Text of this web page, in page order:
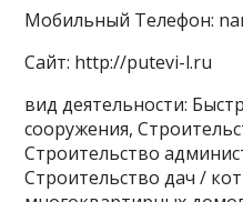
Мобильный Телефон:
Сайт: http://putevi-l.ru
вид деятельности:
сооружения,
Строительство
Строительство дач /